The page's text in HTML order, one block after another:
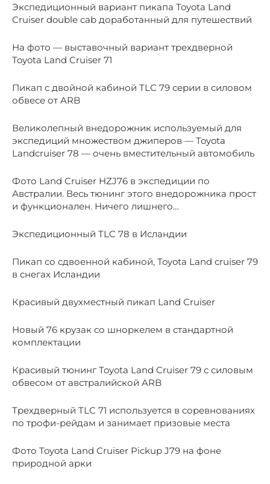
Экспедиционный вариант пикапа Toyota Land
Cruiser double cab доработанный для путешествий
На фото — выставочный вариант трехдверной
Toyota Land Cruiser 71
Пикап с двойной кабиной TLC 79 серии в силовом
обвесе от ARB
Великолепный внедорожник используемый для
экспедиций множеством джиперов — Toyota
Landcruiser 78 — очень вместительный автомобиль
Фото Land Cruiser HZJ76 в экспедиции по
Австралии. Весь тюнинг этого внедорожника прост
и функционален. Ничего лишнего…
Экспедиционный TLC 78 в Исландии
Пикап со сдвоенной кабиной, Toyota Land cruiser 79
в снегах Исландии
Красивый двухместный пикап Land Cruiser
Новый 76 крузак со шноркелем в стандартной
комплектации
Красивый тюнинг Toyota Land Cruiser 79 с силовым
обвесом от австралийской ARB
Трехдверный TLC 71 используется в соревнованиях
по трофи-рейдам и занимает призовые места
Фото Toyota Land Cruiser Pickup J79 на фоне
природной арки